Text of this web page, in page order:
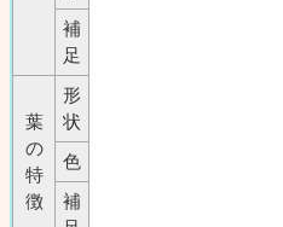
補
足
葉
の
特
徴
形
状
色
補